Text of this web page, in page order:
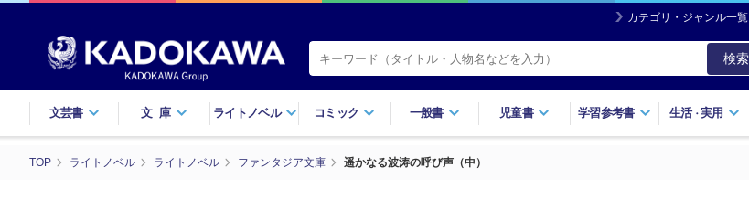
カテゴリ・ジャンル一覧
検索
文芸書 文庫 ライトノベル コミック 一般書 児童書 学習参考書 生活・実用
TOP ライトノベル ライトノベル ファンタジア文庫 遥かなる波涛の呼び声（中）